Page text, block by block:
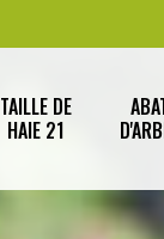
TAILLE DE
HAIE 21